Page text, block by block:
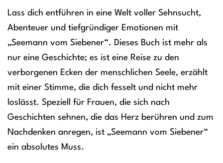
Lass dich entführen in eine Welt voller Sehnsucht,
Abenteuer und tiefgründiger Emotionen mit
„Seemann vom Siebener“. Dieses Buch ist mehr als
nur eine Geschichte; es ist eine Reise zu den
verborgenen Ecken der menschlichen Seele, erzählt
mit einer Stimme, die dich fesselt und nicht mehr
loslässt. Speziell für Frauen, die sich nach
Geschichten sehnen, die das Herz berühren und zum
Nachdenken anregen, ist „Seemann vom Siebener“
ein absolutes Muss.